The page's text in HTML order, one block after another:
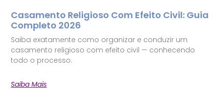
Casamento Religioso Com Efeito Civil: Guia
Completo 2026
Saiba exatamente como organizar e conduzir um
casamento religioso com efeito civil — conhecendo
todo o processo.
Saiba Mais